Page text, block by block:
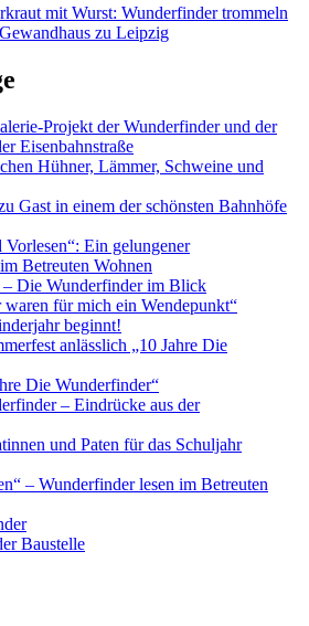
mit Wurst: Wunderfinder trommeln
zu Leipzig
Projekt der Wunderfinder und der
Eisenbahnstraße
Hühner, Lämmer, Schweine und
Gast in einem der schönsten Bahnhöfe
Vorlesen“: Ein gelungener
Betreuten Wohnen
– Die Wunderfinder im Blick
für mich ein Wendepunkt“
beginnt!
anlässlich „10 Jahre Die
Die Wunderfinder“
– Eindrücke aus der
und Paten für das Schuljahr
– Wunderfinder lesen im Betreuten
Baustelle